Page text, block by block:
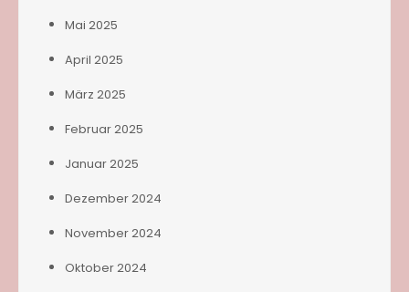
Mai 2025
April 2025
März 2025
Februar 2025
Januar 2025
Dezember 2024
November 2024
Oktober 2024